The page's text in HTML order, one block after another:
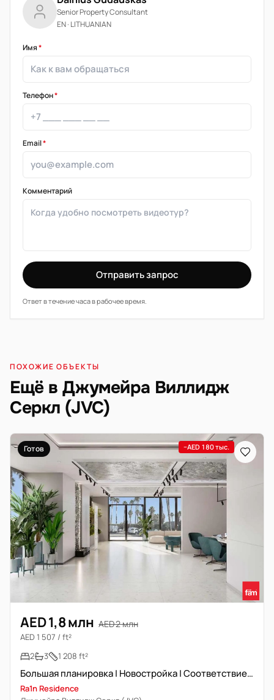
Senior Property Consultant
EN · LITHUANIAN
Имя*
Телефон*
Email*
Комментарий
Отправить запрос
Ответ в течение часа в рабочее время.
ПОХОЖИЕ ОБЪЕКТЫ
Ещё в Джумейра Виллидж
Серкл (JVC)
Готов −AED 180 тыс.
AED 1,8 млн AED 2 млн
AED 1 507 / ft²
2
3 1 208 ft²
Большая планировка | Новостройка | Соответствие Васту
Ra1n Residence